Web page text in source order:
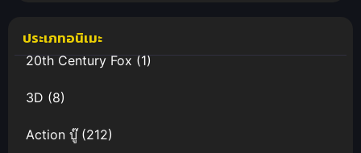
ประเภทอนิเมะ
20th Century Fox(1)
3D (8)
Action บู๊(212)